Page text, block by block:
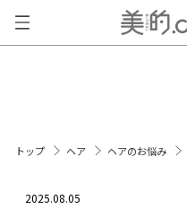
トップ ヘア ヘアのお悩み
2025.08.05